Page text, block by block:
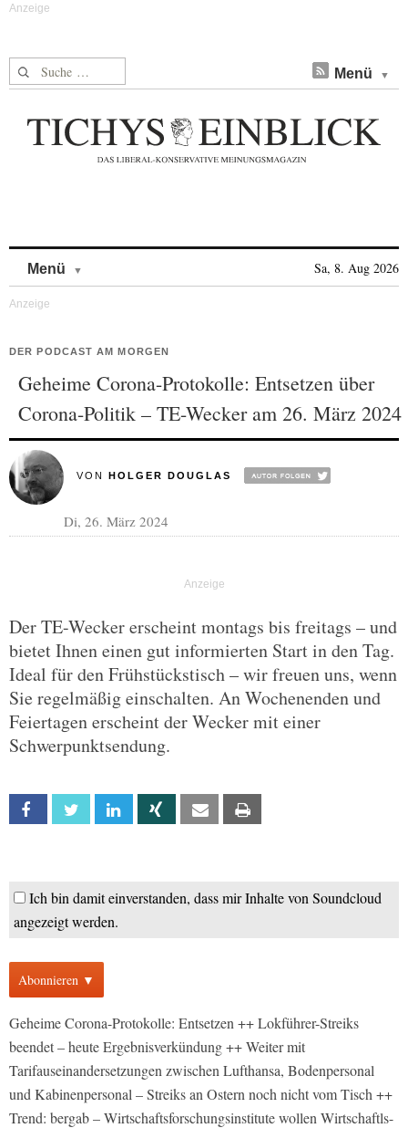
Suche nach: Menü
Menü Sa, 8. Aug 2026
DER PODCAST AM MORGEN
Geheime Corona-Protokolle: Entsetzen über
Corona-Politik – TE-Wecker am 26. März 2024
VON HOLGER DOUGLAS
Di, 26. März 2024
Der TE-Wecker erscheint montags bis freitags – und
bietet Ihnen einen gut informierten Start in den Tag.
Ideal für den Frühstückstisch – wir freuen uns, wenn
Sie regelmäßig einschalten. An Wochenenden und
Feiertagen erscheint der Wecker mit einer
Schwerpunktsendung.
Facebook Twitter Linkedin Xing Email
Ich bin damit einverstanden, dass mir Inhalte von Soundcloud
angezeigt werden.
Abonnieren ▼
Geheime Corona-Protokolle: Entsetzen ++ Lokführer-Streiks
beendet – heute Ergebnisverkündung ++ Weiter mit
Tarifauseinandersetzungen zwischen Lufthansa, Bodenpersonal
und Kabinenpersonal – Streiks an Ostern noch nicht vom Tisch ++
Trend: bergab – Wirtschaftsforschungsinstitute wollen Wirtschaftls-